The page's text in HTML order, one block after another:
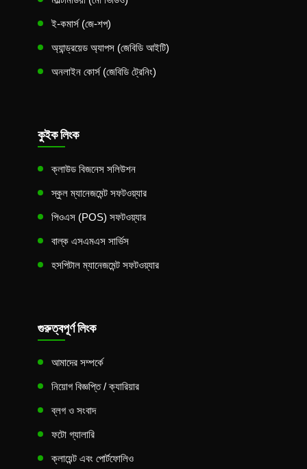
ই-কমার্স (জে-শপ)
অ্যান্ড্রয়েড অ্যাপস (জেবিডি আইটি)
অনলাইন কোর্স (জেবিডি ট্রেনিং)
কুইক লিংক
ক্লাউড বিজনেস সলিউশন
স্কুল ম্যানেজমেন্ট সফটওয়্যার
পিওএস (POS) সফটওয়্যার
বাল্ক এসএমএস সার্ভিস
হসপিটাল ম্যানেজমেন্ট সফটওয়্যার
গুরুত্বপূর্ণ লিংক
আমাদের সম্পর্কে
নিয়োগ বিজ্ঞপ্তি / ক্যারিয়ার
ব্লগ ও সংবাদ
ফটো গ্যালারি
ক্লায়েন্ট এবং পোর্টফোলিও